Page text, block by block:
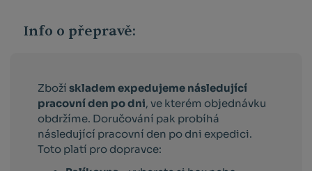
Info o přepravě:
Zbožískladem expedujeme následující
pracovní den po dni, ve kterém objednávku
obdržíme. Doručování pak probíhá
následující pracovní den po dni expedici.
Toto platí pro dopravce: